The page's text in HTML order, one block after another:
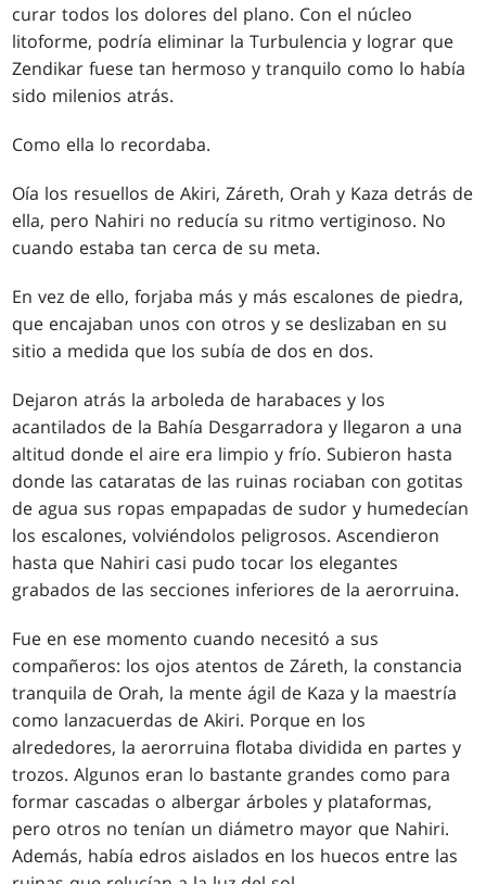
curar todos los dolores del plano. Con el núcleo
litoforme, podría eliminar la Turbulencia y lograr que
Zendikar fuese tan hermoso y tranquilo como lo había
sido milenios atrás.
Como ella lo recordaba.
Oía los resuellos de Akiri, Záreth, Orah y Kaza detrás de
ella, pero Nahiri no reducía su ritmo vertiginoso. No
cuando estaba tan cerca de su meta.
En vez de ello, forjaba más y más escalones de piedra,
que encajaban unos con otros y se deslizaban en su
sitio a medida que los subía de dos en dos.
Dejaron atrás la arboleda de harabaces y los
acantilados de la Bahía Desgarradora y llegaron a una
altitud donde el aire era limpio y frío. Subieron hasta
donde las cataratas de las ruinas rociaban con gotitas
de agua sus ropas empapadas de sudor y humedecían
los escalones, volviéndolos peligrosos. Ascendieron
hasta que Nahiri casi pudo tocar los elegantes
grabados de las secciones inferiores de la aerorruina.
Fue en ese momento cuando necesitó a sus
compañeros: los ojos atentos de Záreth, la constancia
tranquila de Orah, la mente ágil de Kaza y la maestría
como lanzacuerdas de Akiri. Porque en los
alrededores, la aerorruina flotaba dividida en partes y
trozos. Algunos eran lo bastante grandes como para
formar cascadas o albergar árboles y plataformas,
pero otros no tenían un diámetro mayor que Nahiri.
Además, había edros aislados en los huecos entre las